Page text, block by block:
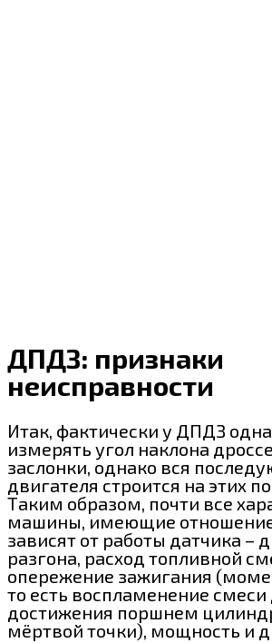
ДПДЗ: признаки
неисправности
Итак, фактически у ДПДЗ
измерять угол наклона
заслонки, однако вся
двигателя строится на этих
Таким образом, почти все
машины, имеющие отношение
зависят от работы датчика –
разгона, расход топливной
опережение зажигания
то есть воспламенение смеси
достижения поршнем
мёртвой точки), мощность и